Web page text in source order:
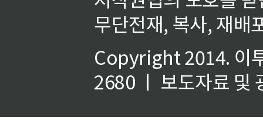
무단전재, 복사, 재배
Copyright 2014. 이
2680 ㅣ 보도자료